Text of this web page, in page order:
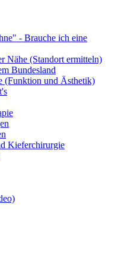
- Brauche ich eine
Nähe (Standort ermitteln)
Bundesland
(Funktion und Ästhetik)
Kieferchirurgie